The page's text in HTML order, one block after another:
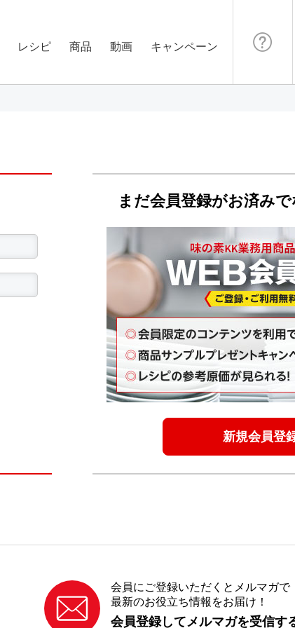
レシピ 商品 動画 キャンペーン
まだ会員登録がお済み
新規会員登
会員にご登録いただくとメルマガで
最新のお役立ち情報をお届け！
会員登録してメルマガを受信す